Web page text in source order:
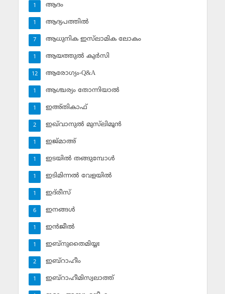
ആദം
1
ആദ്യപത്തില്‍
1
ആധുനിക ഇസ്‌ലാമിക ലോകം
7
ആയത്തുല്‍ കുര്‍സി
1
ആരോഗ്യം-Q&A
12
ആശ്ചര്യം തോന്നിയാല്‍
1
ഇഅ്തികാഫ്‌
1
ഇഖ്‌വാനുല്‍ മുസ്‌ലിമൂന്‍
2
ഇജ്മാഅ്
1
ഇടയില്‍ തങ്ങുമ്പോള്‍
1
ഇടിമിന്നല്‍ വേളയില്‍
1
ഇദ്‌രീസ്‌
1
ഇനങ്ങള്‍
6
ഇന്‍ജീല്‍
1
ഇബ്‌നുതൈമിയ്യഃ
1
ഇബ്‌റാഹീം
2
ഇബ്‌റാഹീമിസ്വലാത്ത്
1